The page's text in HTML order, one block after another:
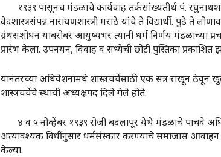
१९३९ पासूनच मंडळाचे कार्यवाह तर्कसांख्यतीर्थ पं.
वेदशास्त्रसंपन्न नारायणशास्त्री मराठे यांचे ते विद्यार्थी. पुढे ते
ग्रंथसंशोधन याबरोबर आयुष्यभर त्यांनी धर्म निर्णय मंडळाच्या
प्रारंभ केला. उपनयन, विवाह व संध्येची छोटी पुस्तिका
यानंतरच्या अधिवेशनांमधे शास्त्रचर्चेसाठी एक सत्र राखून
शास्त्रचर्चेचे स्थायी अध्यक्षपद दिले गेले होते.
४ व ५ नोव्हेंबर १९३९ रोजी बदलापूर येथे मंडळाचे पाचवे
अत्यावश्यक विधींनुसार धर्मसंस्कार करण्याचे समाजास आवाहन
केल्या.